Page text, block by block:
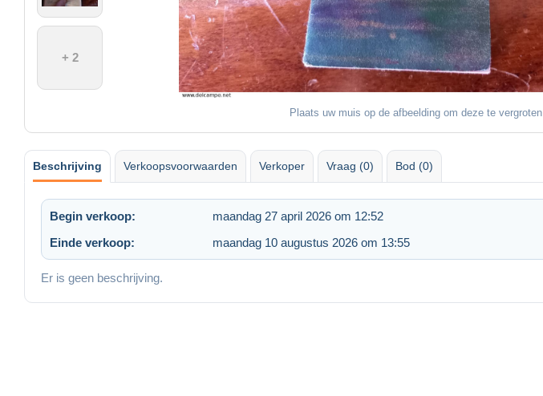
+ 2
Plaats uw muis op de afbeelding om deze te vergroten
Beschrijving Verkoopsvoorwaarden Verkoper Vraag (0) Bod (0)
Begin verkoop: maandag 27 april 2026 om 12:52
Einde verkoop:
maandag 10 augustus 2026 om 13:55
Er is geen beschrijving.